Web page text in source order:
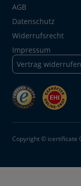
AGB
Datenschutz
Widerrufsrecht
Impressum
Vertrag widerrufen
Copyright © icertificate